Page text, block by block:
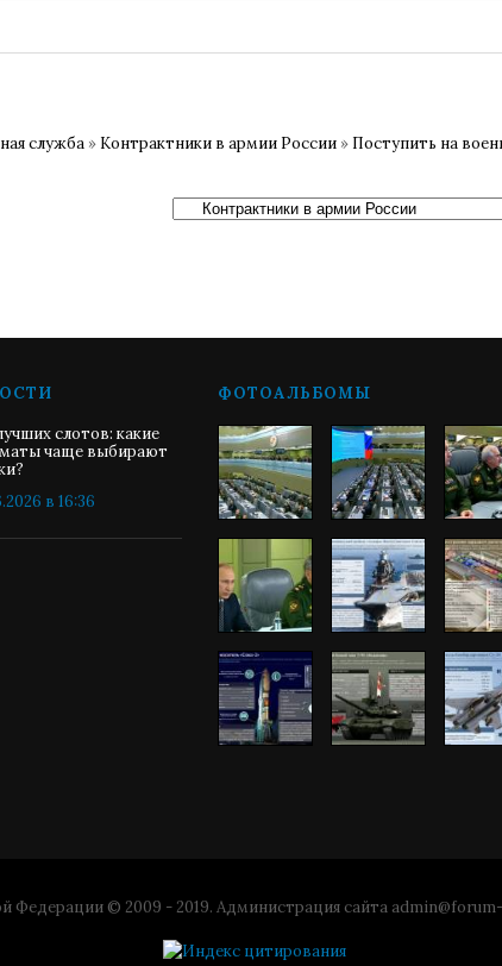
служба » Контрактники в армии России » Поступить на
слотов: какие
чаще выбирают
в 16:36
ФОТОАЛЬБОМЫ
Федерации © 2009 - 2019. Администрация сайта